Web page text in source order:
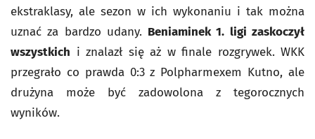
ekstraklasy, ale sezon w ich wykonaniu i tak można
uznać za bardzo udany. Beniaminek 1. ligi zaskoczył
wszystkich i znalazł się aż w finale rozgrywek. WKK
przegrało co prawda 0:3 z Polpharmexem Kutno, ale
drużyna może być zadowolona z tegorocznych
wyników.